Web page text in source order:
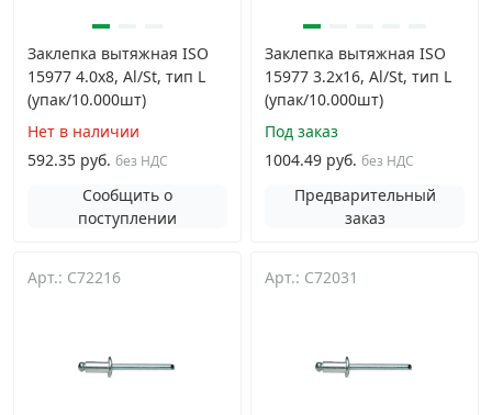
Заклепка вытяжная ISO
15977 4.0х8, Al/St, тип L
(упак/10.000шт)
Нет в наличии
592.35 руб. без НДС
Сообщить о
поступлении
Заклепка вытяжная ISO
15977 3.2х16, Al/St, тип L
(упак/10.000шт)
Под заказ
1004.49 руб. без НДС
Предварительный
заказ
Арт.: C72216 Арт.: C72031